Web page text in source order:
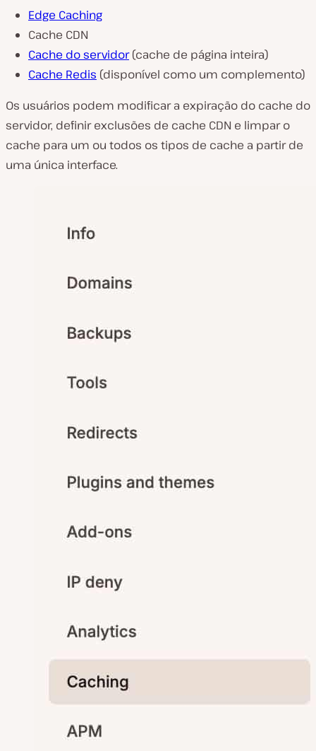
Edge Caching
Cache CDN
Cache do servidor(cache de página inteira)
Cache Redis (disponível como um complemento)
Os usuários podem modificar a expiração do cache do
servidor, definir exclusões de cache CDN e limpar o
cache para um ou todos os tipos de cache a partir de
uma única interface.